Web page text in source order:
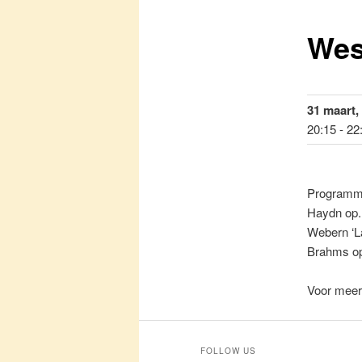
31 maart,
20:15 -
Haydn
Webern
Brahms
Voor
FOLLOW US